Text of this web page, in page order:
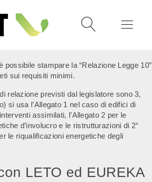
possibile stampare la “Relazione Legge 10”
sui requisiti minimi.
relazione previsti dal legislatore sono 3,
si usa l’Allegato 1 nel caso di edifici di
assimilati, l’Allegato 2 per le
d’involucro e le ristrutturazioni di 2°
le riqualificazioni energetiche degli
LETO ed EUREKA